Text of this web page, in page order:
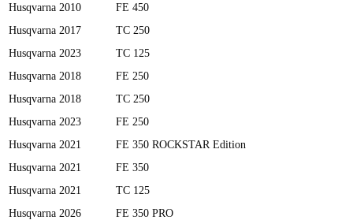
Husqvarna 2010
FE 450
Husqvarna 2017
TC 250
Husqvarna 2023
TC 125
Husqvarna 2018
FE 250
Husqvarna 2018
TC 250
Husqvarna 2023
FE 250
Husqvarna 2021
FE 350 ROCKSTAR Edition
Husqvarna 2021
FE 350
Husqvarna 2021
TC 125
Husqvarna 2026
FE 350 PRO